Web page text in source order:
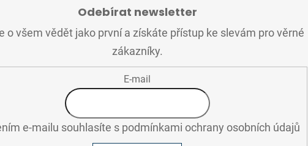
Odebírat newsletter
o všem vědět jako první a získáte přístup ke slevám pro věrné
zákazníky.
E-mail
e-mailu souhlasíte s podmínkami ochrany osobních údajů